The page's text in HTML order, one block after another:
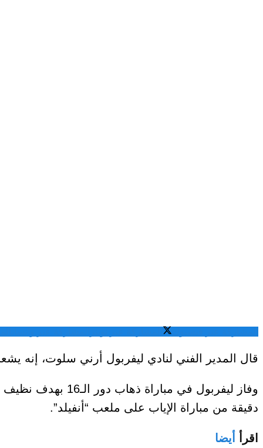
قال المدير الفني لنادي ليفربول أرني سلوت، إنه
دقيقة من مباراة الإياب على ملعب “أنفيلد”.
اقرأ أيضا